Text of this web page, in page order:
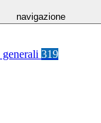
navigazione
319